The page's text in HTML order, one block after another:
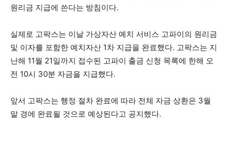
원리금 지급에 쓴다는 방침이다.
실제로 고팍스는 이날 가상자산 예치 서비스 고파이의 원리금
및 이자를 포함한 예치자산 1차 지급을 완료했다. 고팍스는 지
난해 11월 21일까지 접수된 고파이 출금 신청 목록에 한해 오
전 10시 30분 자금을 지급했다.
앞서 고팍스는 행정 절차 완료에 따라 전체 자금 상환은 3월
말 경에 완료될 것으로 예상된다고 공지했다.